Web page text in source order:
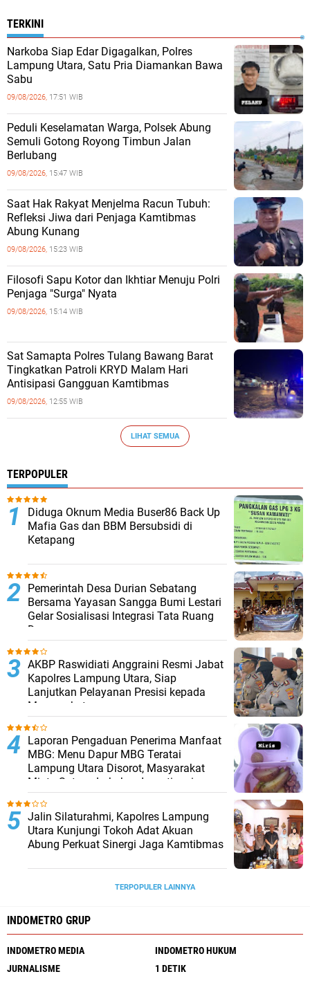
TERKINI
Narkoba Siap Edar Digagalkan, Polres
Lampung Utara, Satu Pria Diamankan Bawa
Sabu
09/08/2026, 17:51 WIB
Peduli Keselamatan Warga, Polsek Abung
Semuli Gotong Royong Timbun Jalan
Berlubang
09/08/2026, 15:47 WIB
Saat Hak Rakyat Menjelma Racun Tubuh:
Refleksi Jiwa dari Penjaga Kamtibmas
Abung Kunang
09/08/2026, 15:23 WIB
Filosofi Sapu Kotor dan Ikhtiar Menuju Polri
Penjaga "Surga" Nyata
09/08/2026, 15:14 WIB
Sat Samapta Polres Tulang Bawang Barat
Tingkatkan Patroli KRYD Malam Hari
Antisipasi Gangguan Kamtibmas
09/08/2026, 12:55 WIB
LIHAT SEMUA
TERPOPULER
Diduga Oknum Media Buser86 Back Up
Mafia Gas dan BBM Bersubsidi di
Ketapang
Pemerintah Desa Durian Sebatang
Bersama Yayasan Sangga Bumi Lestari
Gelar Sosialisasi Integrasi Tata Ruang
Desa
AKBP Raswidiati Anggraini Resmi Jabat
Kapolres Lampung Utara, Siap
Lanjutkan Pelayanan Presisi kepada
Masyarakat
Laporan Pengaduan Penerima Manfaat
MBG: Menu Dapur MBG Teratai
Lampung Utara Disorot, Masyarakat
Minta Satgas Lakukan Investigasi
Jalin Silaturahmi, Kapolres Lampung
Utara Kunjungi Tokoh Adat Akuan
Abung Perkuat Sinergi Jaga Kamtibmas
TERPOPULER LAINNYA
INDOMETRO GRUP
INDOMETRO MEDIA
INDOMETRO HUKUM
JURNALISME
1 DETIK